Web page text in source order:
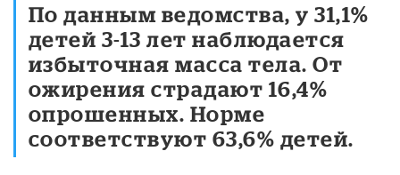
По данным ведомства, у 31,1%
детей 3-13 лет наблюдается
избыточная масса тела. От
ожирения страдают 16,4%
опрошенных. Норме
соответствуют 63,6% детей.